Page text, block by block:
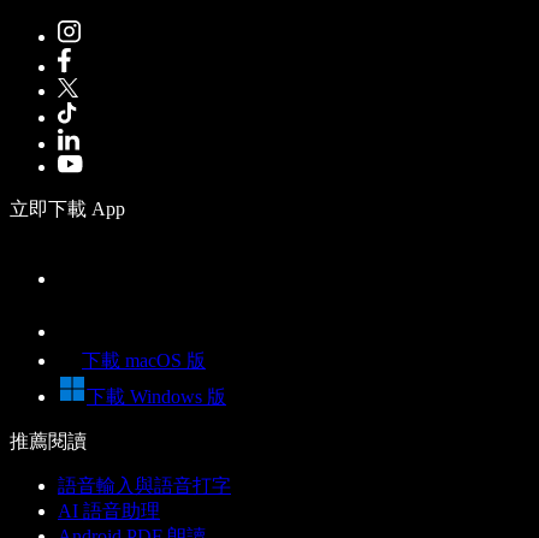
立即下載 App
下載 macOS 版
下載 Windows 版
推薦閱讀
語音輸入與語音打字
AI 語音助理